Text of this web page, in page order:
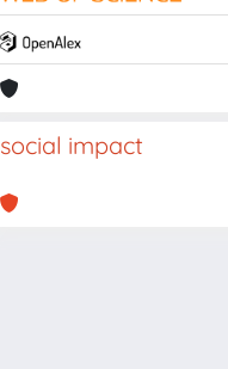
social impact